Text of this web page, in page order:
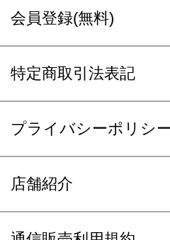
会員登録(無料)
特定商取引法表記
プライバシーポリシー
店舗紹介